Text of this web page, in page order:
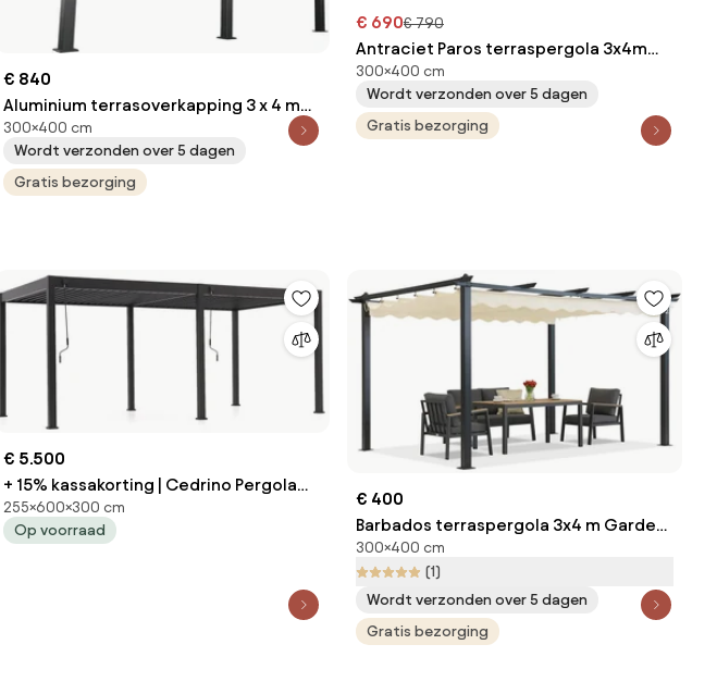
€ 840
Aluminium terrasoverkapping 3 x 4 m
Denver Garden Point antraciet
300×400 cm
Wordt verzonden over 5 dagen
Gratis bezorging
€ 690€ 790
Antraciet Paros terraspergola 3x4m
met muggengaas Tuinpunt
300×400 cm
Wordt verzonden over 5 dagen
Gratis bezorging
€ 5.500
+ 15% kassakorting | Cedrino Pergola
600x300x255cm | Kees Smit
Tuinmeubelen
255×600×300 cm
Op voorraad
€ 400
Barbados terraspergola 3x4 m Garden
Point antraciet beige
300×400 cm
(1)
Wordt verzonden over 5 dagen
Gratis bezorging